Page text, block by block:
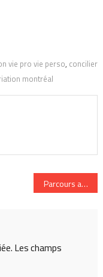
vie pro vie perso, concilier
montréal
Parcours au fil
Les champs